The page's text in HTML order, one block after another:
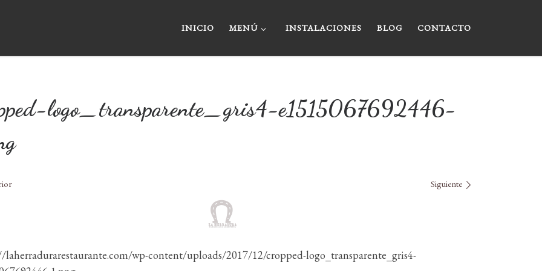
INICIO MENÚ INSTALACIONES BLOG CONTACTO
logo_transparente_gris4-e1515067692446-
de imágenes Siguiente
wp-content/uploads/2017/12/cropped-logo_transparente_gris4-